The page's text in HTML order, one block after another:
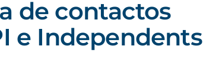
de contactos
e Independents